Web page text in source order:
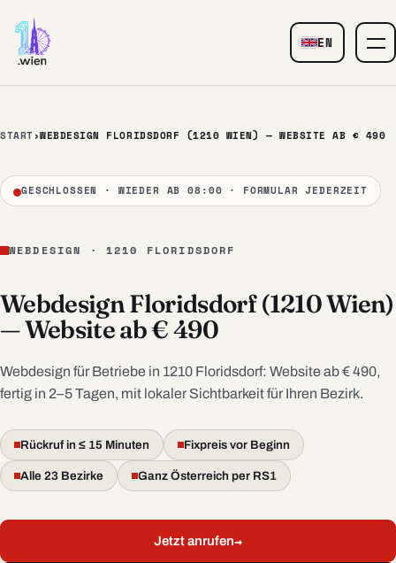
EN
—
START›WEBDESIGN FLORIDSDORF (1210 WIEN) — WEBSITE AB € 490
GESCHLOSSEN · WIEDER AB 08:00 · FORMULAR JEDERZEIT
WEBDESIGN · 1210 FLORIDSDORF
Webdesign Floridsdorf (1210 Wien)
— Website ab € 490
Webdesign für Betriebe in 1210 Floridsdorf: Website ab € 490,
fertig in 2–5 Tagen, mit lokaler Sichtbarkeit für Ihren Bezirk.
Rückruf in ≤ 15 Minuten Fixpreis vor Beginn
Alle 23 Bezirke Ganz Österreich per RS1
Jetzt anrufen→